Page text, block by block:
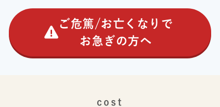
ご危篤/お亡くなりで
お急ぎの方へ
cost